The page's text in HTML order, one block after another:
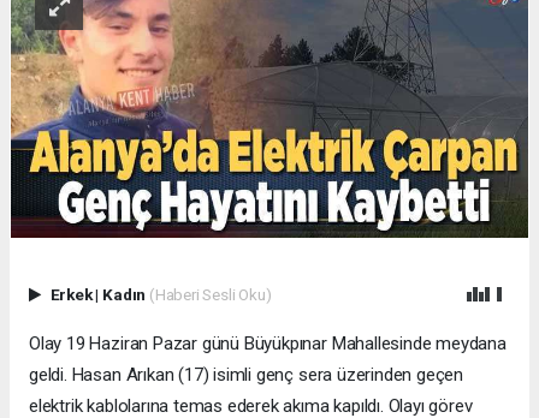
Erkek| Kadın (Haberi Sesli Oku)
Olay 19 Haziran Pazar günü Büyükpınar Mahallesinde meydana
geldi. Hasan Arıkan (17) isimli genç sera üzerinden geçen
elektrik kablolarına temas ederek akıma kapıldı. Olayı görev